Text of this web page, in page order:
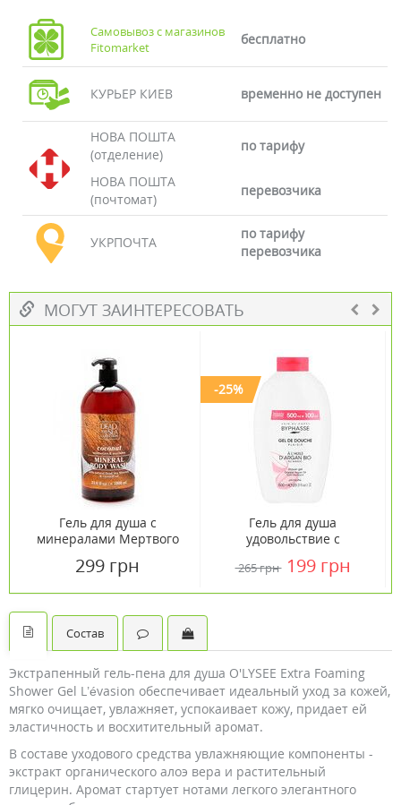
Самовывоз с магазинов
Fitomarket
бесплатно
КУРЬЕР КИЕВ временно не доступен
НОВА ПОШТА
(отделение)
по тарифу
НОВА ПОШТА
(почтомат)
перевозчика
УКРПОЧТА
по тарифу
перевозчика
МОГУТ ЗАИНТЕРЕСОВАТЬ
Гель для душа с
минералами Мертвого
DSC 1000мл
299 грн
-25%
Гель для душа
удовольствие с
аргановым маслом ТМ
265 грн 199 грн
Состав
Экстрапенный гель-пена для душа O'LYSEE Extra Foaming
Shower Gel L’évasion обеспечивает идеальный уход за кожей,
мягко очищает, увлажняет, успокаивает кожу, придает ей
эластичность и восхитительный аромат.
В составе уходового средства увлажняющие компоненты -
экстракт органического алоэ вера и растительный
глицерин. Аромат стартует нотами легкого элегантного